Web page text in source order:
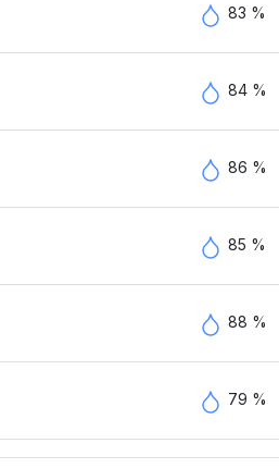
83 %
84 %
86 %
85 %
88 %
79 %